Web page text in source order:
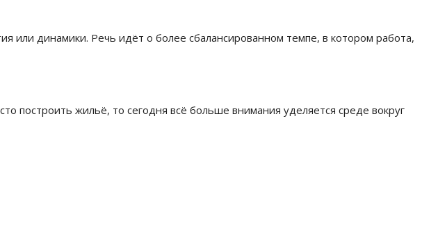
или динамики. Речь идёт о более сбалансированном темпе, в котором работа,
построить жильё, то сегодня всё больше внимания уделяется среде вокруг